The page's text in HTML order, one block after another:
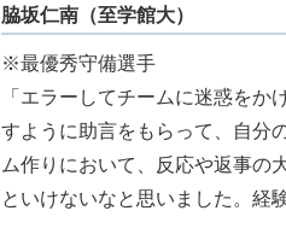
脇坂仁南（至学館大）
※最優秀守備選手
「エラーしてチームに迷惑を
すように助言をもらって、自分
ム作りにおいて、反応や返事の
といけないなと思いました。経